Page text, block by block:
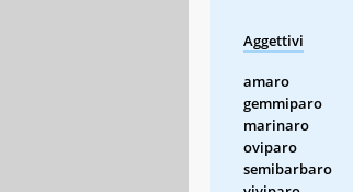
Aggettivi
amaro
gemmiparo
marinaro
oviparo
semibarbaro